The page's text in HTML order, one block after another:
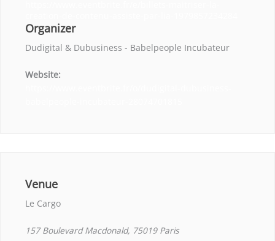
Organizer
Dudigital & Dubusiness - Babelpeople Incubateur
Website:
Venue
Le Cargo
157 Boulevard Macdonald, 75019 Paris